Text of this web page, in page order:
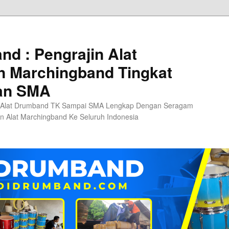
: Pengrajin Alat
Marchingband Tingkat
SMA
Drumband TK Sampai SMA Lengkap Dengan Seragam
Alat Marchingband Ke Seluruh Indonesia